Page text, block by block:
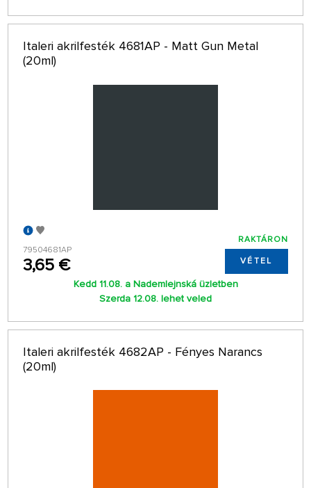
Italeri akrilfesték 4681AP - Matt Gun Metal
(20ml)
79504681AP
3,65 €
RAKTÁRON
VÉTEL
Kedd 11.08. a Nademlejnská üzletben
Szerda 12.08. lehet veled
Italeri akrilfesték 4682AP - Fényes Narancs
(20ml)